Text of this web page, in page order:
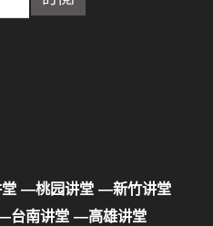
—桃园讲堂 —新竹讲堂
台南讲堂 —高雄讲堂